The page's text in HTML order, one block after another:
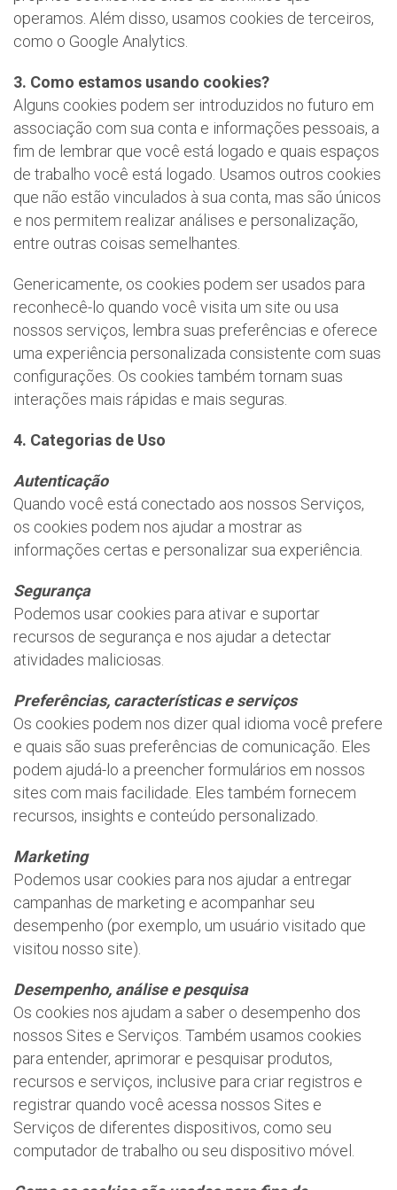
operamos. Além disso, usamos cookies de terceiros,
como o Google Analytics.
3. Como estamos usando cookies?
Alguns cookies podem ser introduzidos no futuro em
associação com sua conta e informações pessoais, a
fim de lembrar que você está logado e quais espaços
de trabalho você está logado. Usamos outros cookies
que não estão vinculados à sua conta, mas são únicos
e nos permitem realizar análises e personalização,
entre outras coisas semelhantes.
Genericamente, os cookies podem ser usados para
reconhecê-lo quando você visita um site ou usa
nossos serviços, lembra suas preferências e oferece
uma experiência personalizada consistente com suas
configurações. Os cookies também tornam suas
interações mais rápidas e mais seguras.
4. Categorias de Uso
Autenticação
Quando você está conectado aos nossos Serviços,
os cookies podem nos ajudar a mostrar as
informações certas e personalizar sua experiência.
Segurança
Podemos usar cookies para ativar e suportar
recursos de segurança e nos ajudar a detectar
atividades maliciosas.
Preferências, características e serviços
Os cookies podem nos dizer qual idioma você prefere
e quais são suas preferências de comunicação. Eles
podem ajudá-lo a preencher formulários em nossos
sites com mais facilidade. Eles também fornecem
recursos, insights e conteúdo personalizado.
Marketing
Podemos usar cookies para nos ajudar a entregar
campanhas de marketing e acompanhar seu
desempenho (por exemplo, um usuário visitado que
visitou nosso site).
Desempenho, análise e pesquisa
Os cookies nos ajudam a saber o desempenho dos
nossos Sites e Serviços. Também usamos cookies
para entender, aprimorar e pesquisar produtos,
recursos e serviços, inclusive para criar registros e
registrar quando você acessa nossos Sites e
Serviços de diferentes dispositivos, como seu
computador de trabalho ou seu dispositivo móvel.